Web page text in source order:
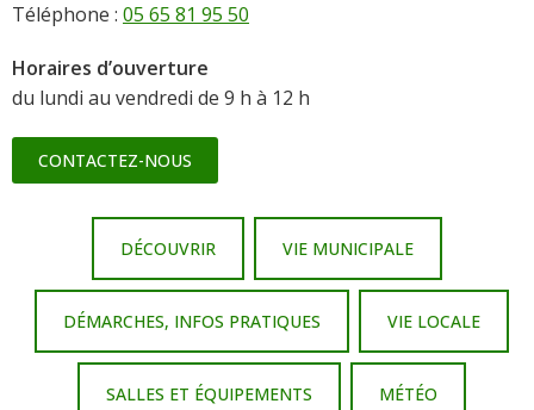
Téléphone : 05 65 81 95 50
Horaires d’ouverture
du lundi au vendredi de 9 h à 12 h
CONTACTEZ-NOUS
DÉCOUVRIR VIE MUNICIPALE
DÉMARCHES, INFOS PRATIQUES VIE LOCALE
SALLES ET ÉQUIPEMENTS MÉTÉO